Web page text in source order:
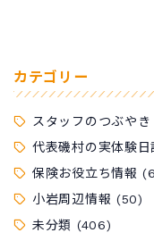
カテゴリー
スタッフのつぶやき
代表磯村の実体験日
保険お役立ち情報
小岩周辺情報 (50)
未分類 (406)